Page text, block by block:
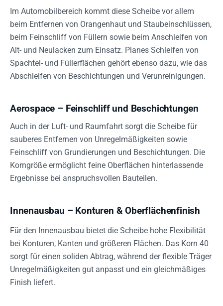
Im Automobilbereich kommt diese Scheibe vor allem
beim Entfernen von Orangenhaut und Staubeinschlüssen,
beim Feinschliff von Füllern sowie beim Anschleifen von
Alt- und Neulacken zum Einsatz. Planes Schleifen von
Spachtel- und Füllerflächen gehört ebenso dazu, wie das
Abschleifen von Beschichtungen und Verunreinigungen.
Aerospace – Feinschliff und Beschichtungen
Auch in der Luft- und Raumfahrt sorgt die Scheibe für
sauberes Entfernen von Unregelmäßigkeiten sowie
Feinschliff von Grundierungen und Beschichtungen. Die
Korngröße ermöglicht feine Oberflächen hinterlassende
Ergebnisse bei anspruchsvollen Bauteilen.
Innenausbau – Konturen & Oberflächenfinish
Für den Innenausbau bietet die Scheibe hohe Flexibilität
bei Konturen, Kanten und größeren Flächen. Das Korn 40
sorgt für einen soliden Abtrag, während der flexible Träger
Unregelmäßigkeiten gut anpasst und ein gleichmäßiges
Finish liefert.